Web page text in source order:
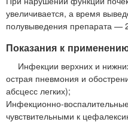
увеличивается, а время
полувыведения препарата —
Показания к
Инфекции верхних и
острая пневмония и
абсцесс легких);
Инфекционно-
чувствительными к